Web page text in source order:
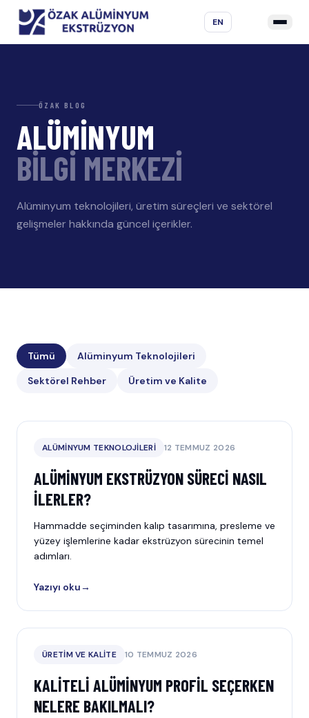
EN
ÖZAK BLOG
ALÜMİNYUM
BİLGİ MERKEZİ
Alüminyum teknolojileri, üretim süreçleri ve sektörel
gelişmeler hakkında güncel içerikler.
Tümü
Alüminyum Teknolojileri
Sektörel Rehber
Üretim ve Kalite
ALÜMINYUM TEKNOLOJILERI 12 TEMMUZ 2026
ALÜMINYUM EKSTRÜZYON SÜRECI NASIL
İLERLER?
Hammadde seçiminden kalıp tasarımına, presleme ve
yüzey işlemlerine kadar ekstrüzyon sürecinin temel
adımları.
Yazıyı oku→
ÜRETIM VE KALITE 10 TEMMUZ 2026
KALITELI ALÜMINYUM PROFIL SEÇERKEN
NELERE BAKILMALI?